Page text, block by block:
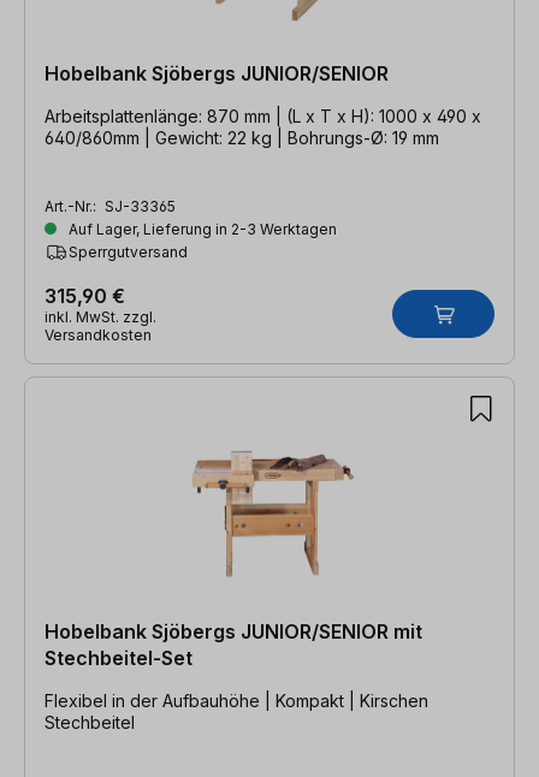
Hobelbank Sjöbergs JUNIOR/SENIOR
Arbeitsplattenlänge: 870 mm | (L x T x H): 1000 x 490 x
640/860mm | Gewicht: 22 kg | Bohrungs-Ø: 19 mm
Art.-Nr.: SJ-33365
Auf Lager, Lieferung in 2-3 Werktagen
Sperrgutversand
315,90 €
inkl. MwSt. zzgl.
Versandkosten
Hobelbank Sjöbergs JUNIOR/SENIOR mit
Stechbeitel-Set
Flexibel in der Aufbauhöhe | Kompakt | Kirschen
Stechbeitel